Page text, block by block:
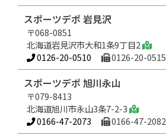
スポーツデポ 岩見沢
〒068-0851
北海道岩見沢市大和1条9丁目2
0126-20-0510
0126-20-0515
スポーツデポ 旭川永山
〒079-8413
北海道旭川市永山3条7-2-3
0166-47-2073
0166-47-2082